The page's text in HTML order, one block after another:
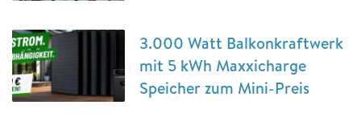
3.000 Watt Balkonkraftwerk
mit 5 kWh Maxxicharge
Speicher zum Mini-Preis